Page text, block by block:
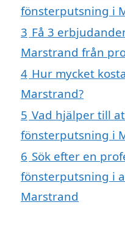
fönsterputsning i
3 Få 3
Marstrand från
4 Hur mycket
Marstrand?
5 Vad hjälper till
fönsterputsning i
6 Sök efter en
fönsterputsning i
Marstrand